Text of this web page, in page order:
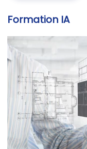
Formation IA